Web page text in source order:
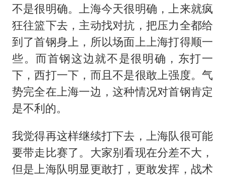
不是很明确。上海今天很明确，上来就疯
狂往篮下去，主动找对抗，把压力全都给
到了首钢身上，所以场面上上海打得顺一
些。而首钢这边就不是很明确，东打一
下，西打一下，而且不是很敢上强度。气
势完全在上海一边，这种情况对首钢肯定
是不利的。
我觉得再这样继续打下去，上海队很可能
要带走比赛了。大家别看现在分差不大，
但是上海队明显更敢打，更敢发挥，战术